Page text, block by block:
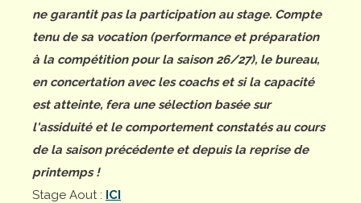
ne garantit pas la participation au stage. Compte
tenu de sa vocation (performance et préparation
à la compétition pour la saison 26/27), le bureau,
en concertation avec les coachs et si la capacité
est atteinte, fera une sélection basée sur
l'assiduité et le comportement constatés au cours
de la saison précédente et depuis la reprise de
printemps !
Stage Aout : ICI